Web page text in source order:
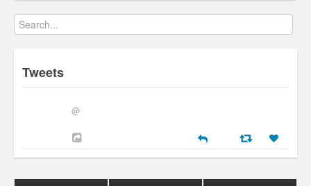
Gin & Tonic Ranking
Tweets
@